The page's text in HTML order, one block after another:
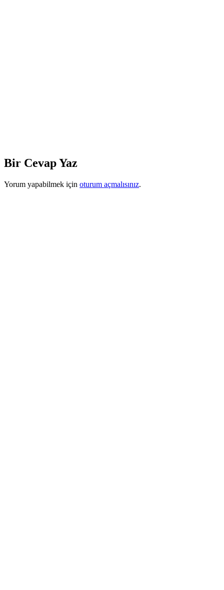
Bir Cevap Yaz
Yorum yapabilmek için oturum açmalısınız.